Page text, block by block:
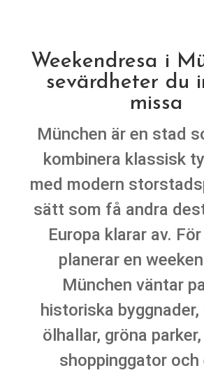
Weekendresa i
sevärdheter du
missa
München är en stad
kombinera klassisk
med modern
sätt som få andra
Europa klarar av.
planerar en
München väntar
historiska byggnader,
ölhallar, gröna
shoppinggator